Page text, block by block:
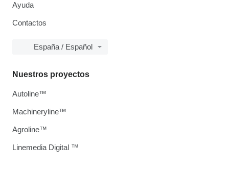
Ayuda
Contactos
España / Español
Nuestros proyectos
Autoline™
Machineryline™
Agroline™
Linemedia Digital ™